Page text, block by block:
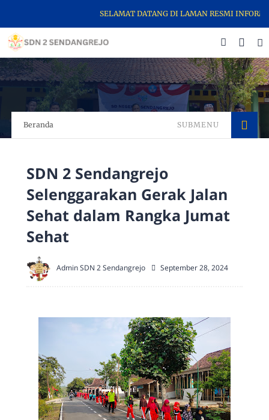
SELAMAT DATANG DI LAMAN RESMI
Beranda SUBMENU
SDN 2 Sendangrejo
Selenggarakan Gerak Jalan
Sehat dalam Rangka Jumat
Sehat
Admin SDN 2 Sendangrejo September 28, 2024